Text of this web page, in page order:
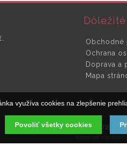
Obchodné
Ochrana
Doprava a
Mapa
© 2019
využíva cookies na zlepšenie
Povoliť všetky cookies